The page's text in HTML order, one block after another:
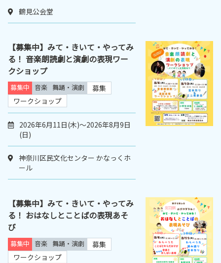
鶴見公会堂
【募集中】みて・きいて・やってみ
る！ 音楽朗読劇と演劇の表現ワー
クショップ
募集中 音楽 舞踊・演劇
募集
ワークショップ
2026年6月11日(木)～2026年8月9日
(日)
神奈川区民文化センター かなっくホ
ール
【募集中】みて・きいて・やってみ
る！ おはなしとことばの表現あそ
び
募集中 音楽 舞踊・演劇
募集
ワークショップ